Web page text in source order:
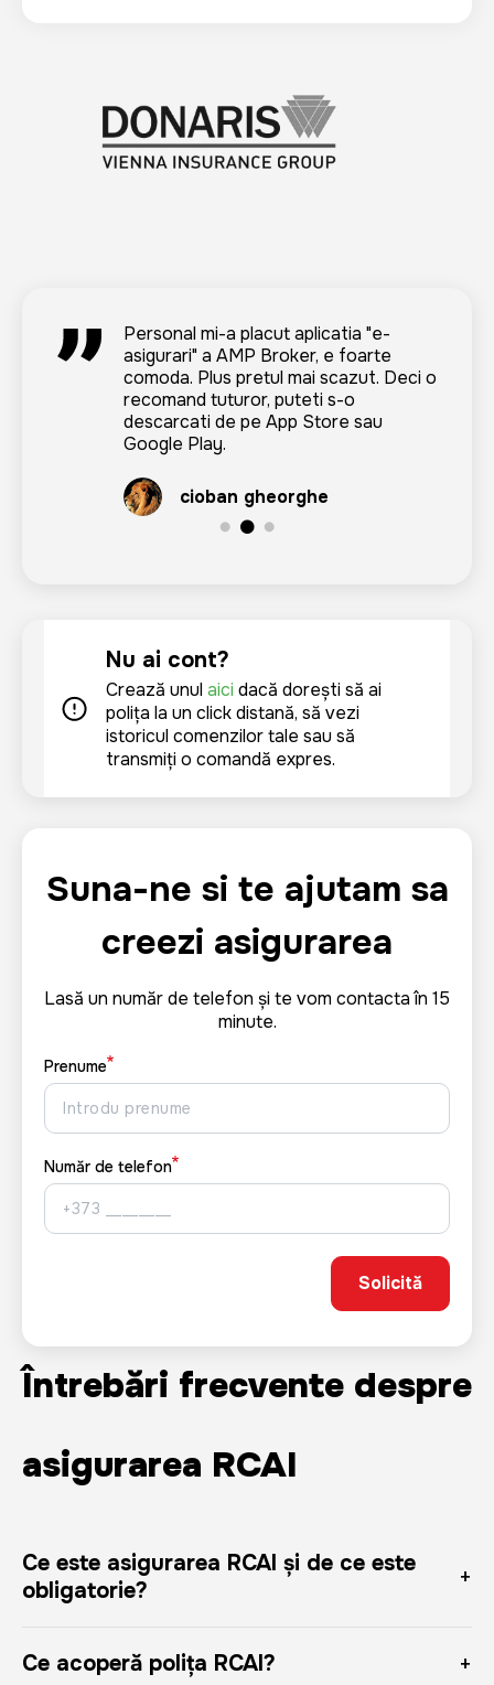
Страхую здесь машину много лет.
Обязаловка, каско, гринкарты. я
люблю все делать удаленно. а у ING
брокера свое приложение, все
заказываю через него. удобно.
рекомендую!
Alex Drambulco
Personal mi-a placut aplicatia "e-
asigurari" a AMP Broker, e foarte
comoda. Plus pretul mai scazut. Deci o
recomand tuturor, puteti s-o
descarcati de pe App Store sau
Google Play.
cioban gheorghe
Mi-a placut ca nu am pierdut mult timp
la voi. Urasc cind sunt tinuta cu orele
si pierd din timpul atit de pretios.
Carolina Roman
Nu ai cont?
Crează unulaici dacă dorești să ai
polița la un click distanță, să vezi
istoricul comenzilor tale sau să
transmiți o comandă expres.
Suna-ne si te ajutam sa
creezi asigurarea
Lasă un număr de telefon și te vom contacta în 15
minute.
Prenume
Număr de telefon
Întrebări frecvente despre
asigurarea RCAI
Ce este asigurarea RCAI și de ce este
obligatorie?
răspundere civilă auto. Aceasta acoperă prejudiciile
Ce acoperă polița RCAI?